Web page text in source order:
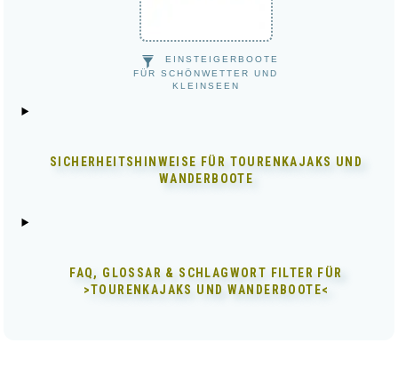
EINSTEIGERBOOTE
FÜR SCHÖNWETTER UND
KLEINSEEN
SICHERHEITSHINWEISE FÜR TOURENKAJAKS UND
WANDERBOOTE
FAQ, GLOSSAR & SCHLAGWORT FILTER FÜR
>TOURENKAJAKS UND WANDERBOOTE<